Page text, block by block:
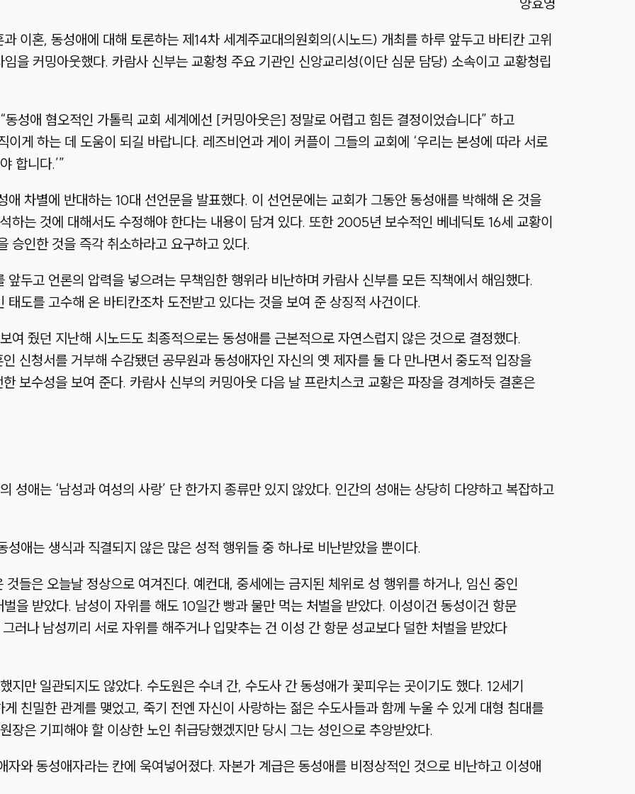
이혼, 동성애에 대해 토론하는 제14차 세계주교대의원회의(시노드) 개최를 하루 앞두고 바티칸 고위
을 커밍아웃했다. 카람사 신부는 교황청 주요 기관인 신앙교리성(이단 심문 담당) 소속이고 교황청립
성애 혐오적인 가톨릭 교회 세계에선 [커밍아웃은] 정말로 어렵고 힘든 결정이었습니다” 하고
게 하는 데 도움이 되길 바랍니다. 레즈비언과 게이 커플이 그들의 교회에 ‘우리는 본성에 따라 서로
합니다.’”
차별에 반대하는 10대 선언문을 발표했다. 이 선언문에는 교회가 그동안 동성애를 박해해 온 것을
하는 것에 대해서도 수정해야 한다는 내용이 담겨 있다. 또한 2005년 보수적인 베네딕토 16세 교황이
승인한 것을 즉각 취소하라고 요구하고 있다.
두고 언론의 압력을 넣으려는 무책임한 행위라 비난하며 카람사 신부를 모든 직책에서 해임했다.
도를 고수해 온 바티칸조차 도전받고 있다는 것을 보여 준 상징적 사건이다.
여 줬던 지난해 시노드도 최종적으로는 동성애를 근본적으로 자연스럽지 않은 것으로 결정했다.
신청서를 거부해 수감됐던 공무원과 동성애자인 자신의 옛 제자를 둘 다 만나면서 중도적 입장을
보수성을 보여 준다. 카람사 신부의 커밍아웃 다음 날 프란치스코 교황은 파장을 경계하듯 결혼은
성애는 ‘남성과 여성의 사랑’ 단 한가지 종류만 있지 않았다. 인간의 성애는 상당히 다양하고 복잡하고
애는 생식과 직결되지 않은 많은 성적 행위들 중 하나로 비난받았을 뿐이다.
것들은 오늘날 정상으로 여겨진다. 예컨대, 중세에는 금지된 체위로 성 행위를 하거나, 임신 중인
을 받았다. 남성이 자위를 해도 10일간 빵과 물만 먹는 처벌을 받았다. 이성이건 동성이건 항문
러나 남성끼리 서로 자위를 해주거나 입맞추는 건 이성 간 항문 성교보다 덜한 처벌을 받았다
지만 일관되지도 않았다. 수도원은 수녀 간, 수도사 간 동성애가 꽃피우는 곳이기도 했다. 12세기
친밀한 관계를 맺었고, 죽기 전엔 자신이 사랑하는 젊은 수도사들과 함께 누울 수 있게 대형 침대를
장은 기피해야 할 이상한 노인 취급당했겠지만 당시 그는 성인으로 추앙받았다.
와 동성애자라는 칸에 욱여넣어졌다. 자본가 계급은 동성애를 비정상적인 것으로 비난하고 이성애